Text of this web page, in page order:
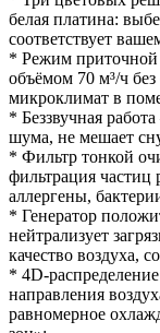
белая платина:
соответствует
* Режим приточной
объёмом 70 м³/ч
микроклимат в
* Беззвучная
шума, не мешает
* Фильтр тонкой
фильтрация частиц
аллергены,
* Генератор
нейтрализует
качество воздуха,
*
направления
равномерное